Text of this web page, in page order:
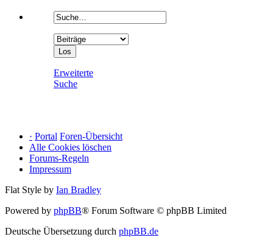
Erweiterte
Suche
· Portal Foren-Übersicht
Alle Cookies löschen
Forums-Regeln
Impressum
Flat Style by Ian Bradley
Powered by phpBB® Forum Software © phpBB Limited
Deutsche Übersetzung durch phpBB.de